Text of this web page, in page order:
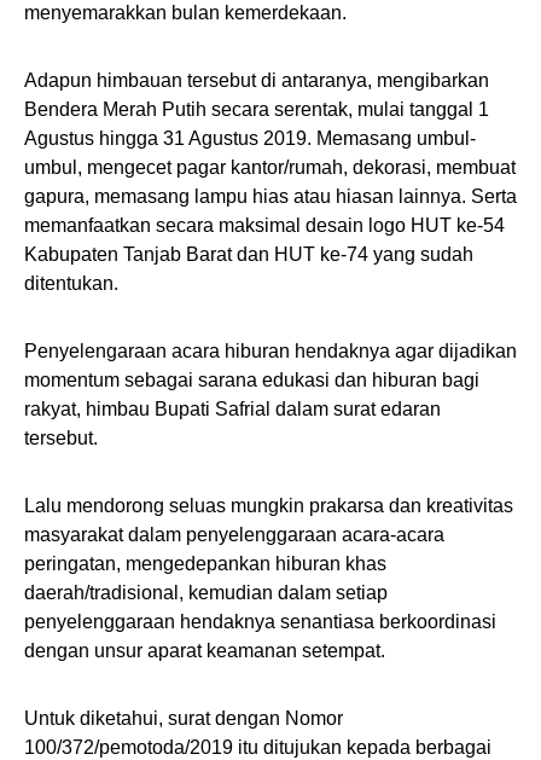
menyemarakkan bulan kemerdekaan.
Adapun himbauan tersebut di antaranya, mengibarkan
Bendera Merah Putih secara serentak, mulai tanggal 1
Agustus hingga 31 Agustus 2019. Memasang umbul-
umbul, mengecet pagar kantor/rumah, dekorasi, membuat
gapura, memasang lampu hias atau hiasan lainnya. Serta
memanfaatkan secara maksimal desain logo HUT ke-54
Kabupaten Tanjab Barat dan HUT ke-74 yang sudah
ditentukan.
Penyelengaraan acara hiburan hendaknya agar dijadikan
momentum sebagai sarana edukasi dan hiburan bagi
rakyat, himbau Bupati Safrial dalam surat edaran
tersebut.
Lalu mendorong seluas mungkin prakarsa dan kreativitas
masyarakat dalam penyelenggaraan acara-acara
peringatan, mengedepankan hiburan khas
daerah/tradisional, kemudian dalam setiap
penyelenggaraan hendaknya senantiasa berkoordinasi
dengan unsur aparat keamanan setempat.
Untuk diketahui, surat dengan Nomor
100/372/pemotoda/2019 itu ditujukan kepada berbagai